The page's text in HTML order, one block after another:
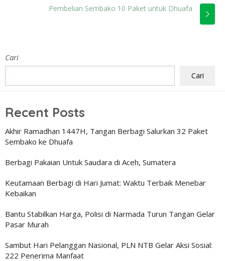
Pembelian Sembako 10 Paket untuk Dhuafa
Cari
Cari
Recent Posts
Akhir Ramadhan 1447H, Tangan Berbagi Salurkan 32 Paket
Sembako ke Dhuafa
Berbagi Pakaian Untuk Saudara di Aceh, Sumatera
Keutamaan Berbagi di Hari Jumat: Waktu Terbaik Menebar
Kebaikan
Bantu Stabilkan Harga, Polisi di Narmada Turun Tangan Gelar
Pasar Murah
Sambut Hari Pelanggan Nasional, PLN NTB Gelar Aksi Sosial:
222 Penerima Manfaat